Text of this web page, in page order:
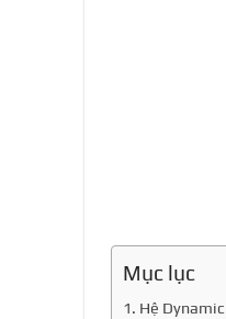
Mục lục
1. Hệ